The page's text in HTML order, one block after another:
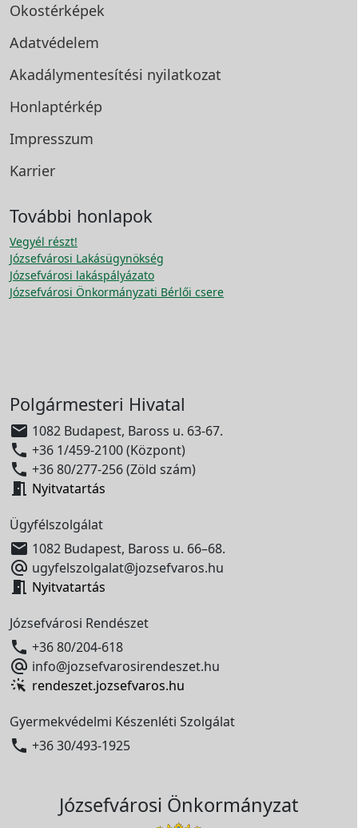
Okostérképek
Adatvédelem
Akadálymentesítési nyilatkozat
Honlaptérkép
Impresszum
Karrier
További honlapok
Vegyél részt!
Józsefvárosi Lakásügynökség
Józsefvárosi lakáspályázato
Józsefvárosi Önkormányzati Bérlői csere
Polgármesteri Hivatal
 1082 Budapest, Baross u. 63-67.
 +36 1/459-2100 (Központ)
 +36 80/277-256 (Zöld szám)
 Nyitvatartás
Ügyfélszolgálat
 1082 Budapest, Baross u. 66–68.
 ugyfelszolgalat@jozsefvaros.hu
 Nyitvatartás
Józsefvárosi Rendészet
 +36 80/204-618
 info@jozsefvarosirendeszet.hu
rendeszet.jozsefvaros.hu
Gyermekvédelmi Készenléti Szolgálat
 +36 30/493-1925
Józsefvárosi Önkormányzat